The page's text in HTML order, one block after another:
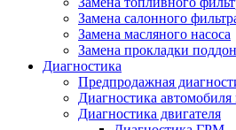
Замена салонного
Замена масляного насоса
Замена прокладки
Диагностика
Предпродажная
Диагностика
Диагностика двигателя